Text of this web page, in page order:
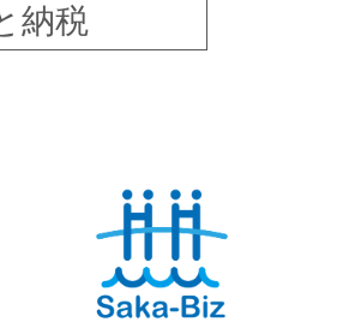
納税